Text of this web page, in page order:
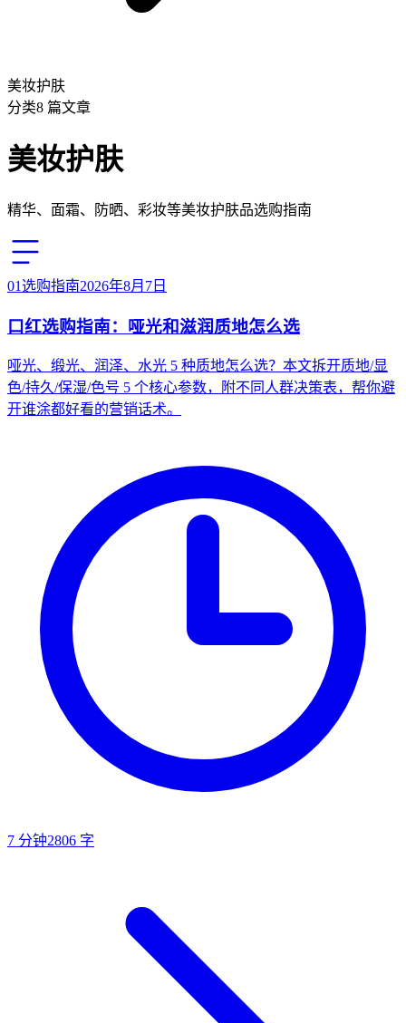
美妆护肤
分类8 篇文章
美妆护肤
精华、面霜、防晒、彩妆等美妆护肤品选购指南
01选购指南2026年8月7日
口红选购指南：哑光和滋润质地怎么选
哑光、缎光、润泽、水光 5 种质地怎么选？本文拆开质地/显
色/持久/保湿/色号 5 个核心参数，附不同人群决策表，帮你避
开谁涂都好看的营销话术。
7 分钟2806 字